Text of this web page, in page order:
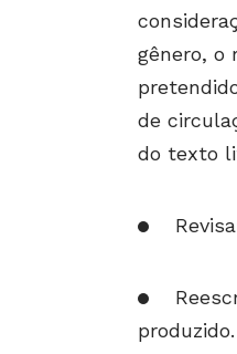
gênero, o
de
do texto
produzido.